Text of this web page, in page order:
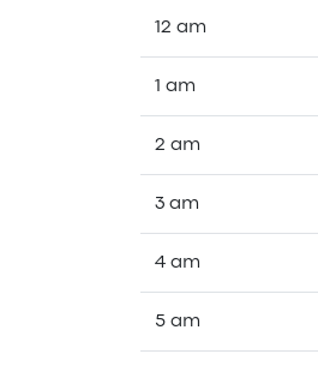
12 am
1 am
2 am
3 am
4 am
5 am